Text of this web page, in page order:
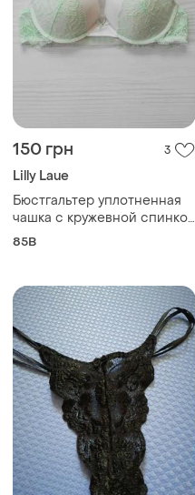
150 грн 3
Lilly Laue
Бюстгальтер уплотненная
чашка с кружевной спинкой
85b 🌺
85B